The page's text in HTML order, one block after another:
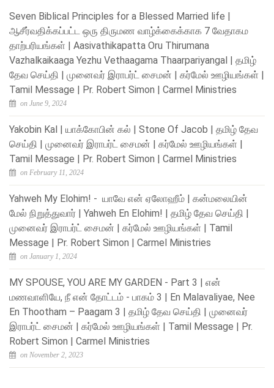
Seven Biblical Principles for a Blessed Married life |
ஆசீர்வதிக்கப்பட்ட ஒரு திருமண வாழ்க்கைக்காக 7 வேதாகம
தாற்பரியங்கள் | Aasivathikapatta Oru Thirumana
Vazhalkaikaaga Yezhu Vethaagama Thaarpariyangal | தமிழ்
தேவ செய்தி | முனைவர் இராபர்ட் சைமன் | கர்மேல் ஊழியங்கள் |
Tamil Message | Pr. Robert Simon | Carmel Ministries
on June 9, 2024
Yakobin Kal | யாக்கோபின் கல் | Stone Of Jacob | தமிழ் தேவ
செய்தி | முனைவர் இராபர்ட் சைமன் | கர்மேல் ஊழியங்கள் |
Tamil Message | Pr. Robert Simon | Carmel Ministries
on February 11, 2024
Yahweh My Elohim! - யாவே என் ஏலோஹீம் | கன்மலையின்
மேல் நிறுத்துவார் | Yahweh En Elohim! | தமிழ் தேவ செய்தி |
முனைவர் இராபர்ட் சைமன் | கர்மேல் ஊழியங்கள் | Tamil
Message | Pr. Robert Simon | Carmel Ministries
on January 1, 2024
MY SPOUSE, YOU ARE MY GARDEN - Part 3 | என்
மணவாளியே, நீ என் தோட்டம் - பாகம் 3 | En Malavaliyae, Nee
En Thootham – Paagam 3 | தமிழ் தேவ செய்தி | முனைவர்
இராபர்ட் சைமன் | கர்மேல் ஊழியங்கள் | Tamil Message | Pr.
Robert Simon | Carmel Ministries
on November 2, 2023